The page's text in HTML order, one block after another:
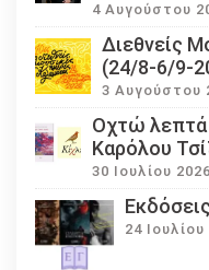
4 Αυγούστου
Διεθνείς
(24/8-6/9-
3 Αυγούστου
Οχτώ
Καρόλου
30 Ιουλίου 2026
24 Ιουλίου